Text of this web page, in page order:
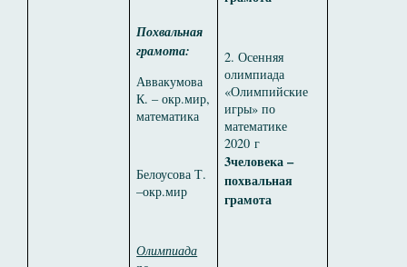
Похвальная
грамота:
Аввакумова
К. – окр.мир,
математика
Белоусова Т.
–окр.мир
Олимпиада
2. Осенняя
олимпиада
«Олимпийские
игры» по
математике
2020 г
3человека –
похвальная
грамота